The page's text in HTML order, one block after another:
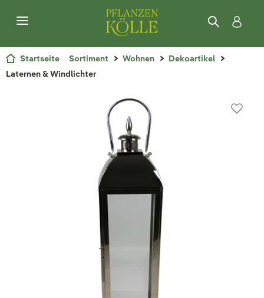
Startseite Sortiment Wohnen
Dekoartikel
Laternen & Windlichter